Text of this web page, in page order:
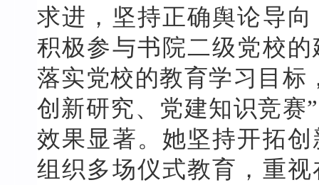
求进，坚持正确舆论导
积极参与书院二级党校
落实党校的教育学习目标
创新研究、党建知识竞赛
效果显著。她坚持开拓
组织多场仪式教育，重